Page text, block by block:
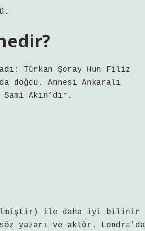
Türkan Şoray Hun Filiz
doğdu. Annesi Ankaralı
Akın’dır.
ile daha iyi bilinir
yazarı ve aktör. Londra’da